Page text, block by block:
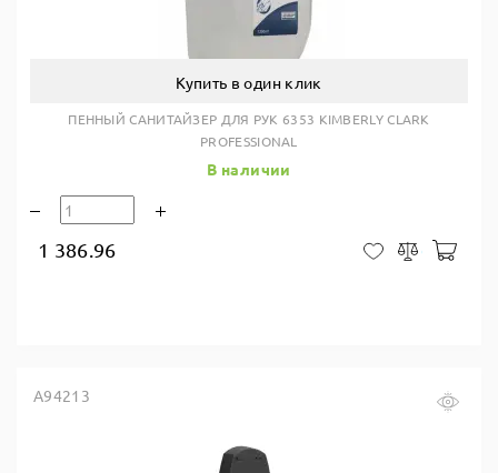
Купить в один клик
ПЕННЫЙ САНИТАЙЗЕР ДЛЯ РУК 6353 KIMBERLY CLARK
PROFESSIONAL
В наличии
1 386.96 В закладки
Сравнить
A94213